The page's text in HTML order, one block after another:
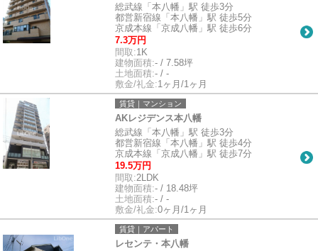
総武線「本八幡」駅 徒歩3分
都営新宿線「本八幡」駅 徒歩5分
京成本線「京成八幡」駅 徒歩6分
7.3万円
間取:1K
建物面積:- / 7.58坪
土地面積:- / -
敷金/礼金:1ヶ月/1ヶ月
賃貸｜マンション
AKレジデンス本八幡
総武線「本八幡」駅 徒歩3分
都営新宿線「本八幡」駅 徒歩4分
京成本線「京成八幡」駅 徒歩7分
19.5万円
間取:2LDK
建物面積:- / 18.48坪
土地面積:- / -
敷金/礼金:0ヶ月/1ヶ月
賃貸｜アパート
レセンテ・本八幡